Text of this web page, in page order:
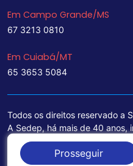
Em Campo Grande/MS
67 3213 0810
Em Cuiabá/MT
65 3653 5084
Todos os direitos reservado a
A Sedep, há mais de 40 anos,
treinamento de funcionários e
ponta para a ampliação de
Prosseguir